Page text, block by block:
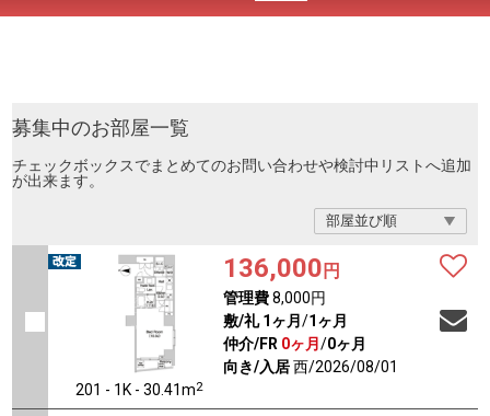
募集中のお部屋一覧
チェックボックスでまとめてのお問い合わせや検討中リストへ追加
が出来ます。
201 - 1K - 30.41m2
136,000 円
管理費8,000円
敷/礼 1ヶ月 /1ヶ月
仲介/FR 0ヶ月 /0ヶ月
向き/入居西/2026/08/01